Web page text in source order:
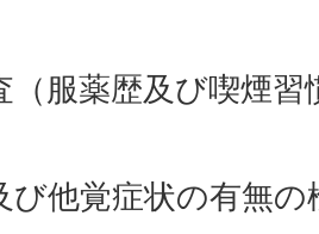
（服薬歴及び喫煙
び他覚症状の有無の